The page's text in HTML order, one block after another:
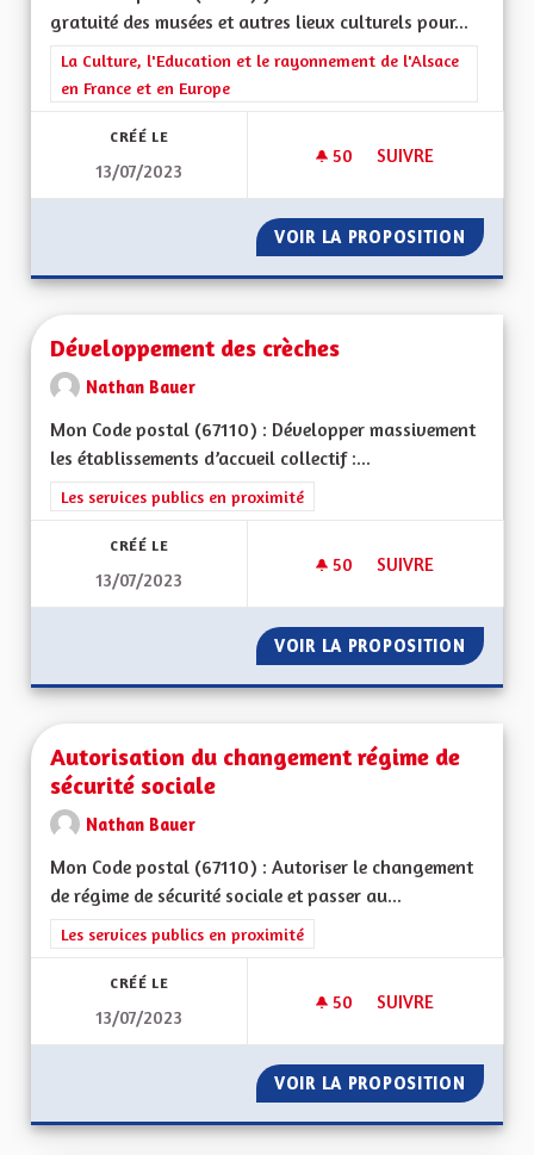
gratuité des musées et autres lieux culturels pour...
Filtrer les résultats de la catégorie : La Culture, l'Education et
La Culture, l'Education et le rayonnement de l'Alsace
en France et en Europe
CRÉÉ LE
13/07/2023
50 50 ABONNÉS
SUIVRE
VOIR LA PROPOSITION
Développement des crèches
Nathan Bauer
Mon Code postal (67110) : Développer massivement
les établissements d’accueil collectif :...
Filtrer les résultats de la catégorie : Les services publics en
Les services publics en proximité
CRÉÉ LE
13/07/2023
50 50 ABONNÉS
SUIVRE
VOIR LA PROPOSITION
Autorisation du changement régime de
sécurité sociale
Nathan Bauer
Mon Code postal (67110) : Autoriser le changement
de régime de sécurité sociale et passer au...
Filtrer les résultats de la catégorie : Les services publics en
Les services publics en proximité
CRÉÉ LE
13/07/2023
50 50 ABONNÉS
SUIVRE
VOIR LA PROPOSITION